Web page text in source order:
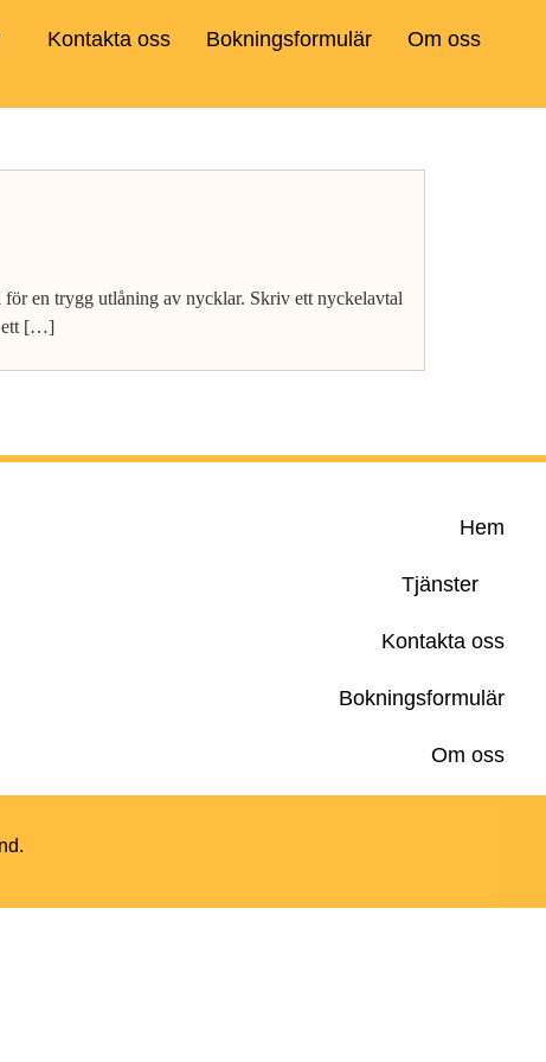
Kontakta oss Bokningsformulär Om oss
en trygg utlåning av nycklar. Skriv ett nyckelavtal
ett […]
Hem
Tjänster
Kontakta oss
Bokningsformulär
Om oss